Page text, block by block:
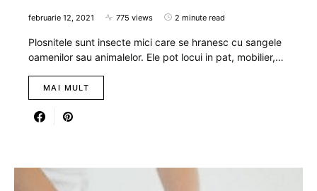
februarie 12, 2021 775 views 2 minute read
Plosnitele sunt insecte mici care se hranesc cu sangele
oamenilor sau animalelor. Ele pot locui in pat, mobilier,…
MAI MULT